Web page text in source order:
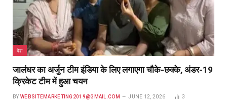
देश
जालंधर का अर्जुन टीम इंडिया के लिए लगाएगा चौके-छक्के, अंडर-19
क्रिकेट टीम में हुआ चयन
BY WEBSITEMARKETING2019@GMAIL.COM JUNE 12, 2026 3